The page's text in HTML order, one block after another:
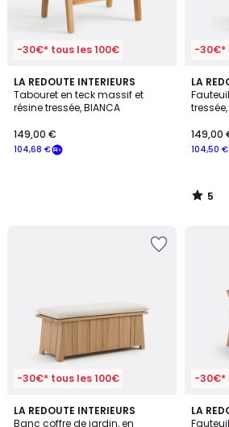
-30€* tous les 100€
LA REDOUTE INTERIEURS
Tabouret en teck massif et
résine tressée, BIANCA
104,68 €
149,00 €
-30€*
LA
tressée,
104,50 €
149,00
5
/
5
5
/
-30€* tous les 100€
LA REDOUTE INTERIEURS
Banc coffre de jardin, en
2,3
/ 5
-30€*
LA3,8
/ 5